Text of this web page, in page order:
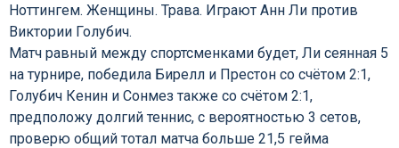
Ноттингем. Женщины. Трава. Играют Анн Ли против
Виктории Голубич.
Матч равный между спортсменками будет, Ли сеянная 5
на турнире, победила Бирелл и Престон со счётом 2:1,
Голубич Кенин и Сонмез также со счётом 2:1,
предположу долгий теннис, с вероятностью 3 сетов,
проверю общий тотал матча больше 21,5 гейма